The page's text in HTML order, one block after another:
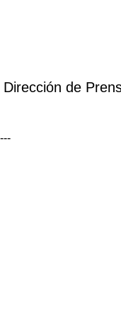
Dirección de
---